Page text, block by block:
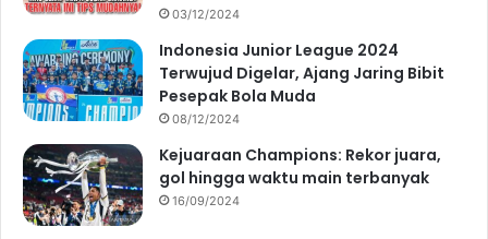
03/12/2024
Indonesia Junior League 2024
Terwujud Digelar, Ajang Jaring Bibit
Pesepak Bola Muda
08/12/2024
Kejuaraan Champions: Rekor juara,
gol hingga waktu main terbanyak
16/09/2024